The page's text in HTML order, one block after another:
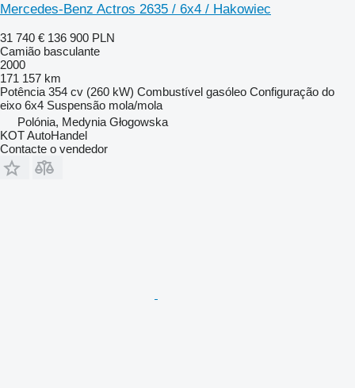
Mercedes-Benz Actros 2635 / 6x4 / Hakowiec
31 740 € 136 900 PLN
Camião basculante
2000
171 157 km
Potência 354 cv (260 kW) Combustível gasóleo Configuração do
eixo 6x4 Suspensão mola/mola
Polónia, Medynia Głogowska
KOT AutoHandel
Contacte o vendedor